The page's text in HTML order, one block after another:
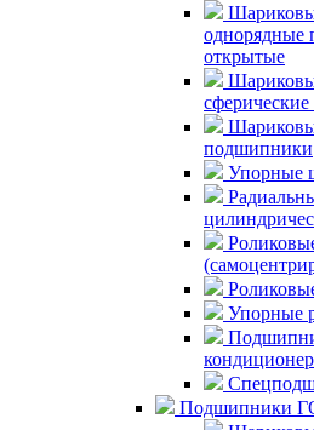
однорядные
открытые
подшипники
Упорные
Упорные
Подшипники